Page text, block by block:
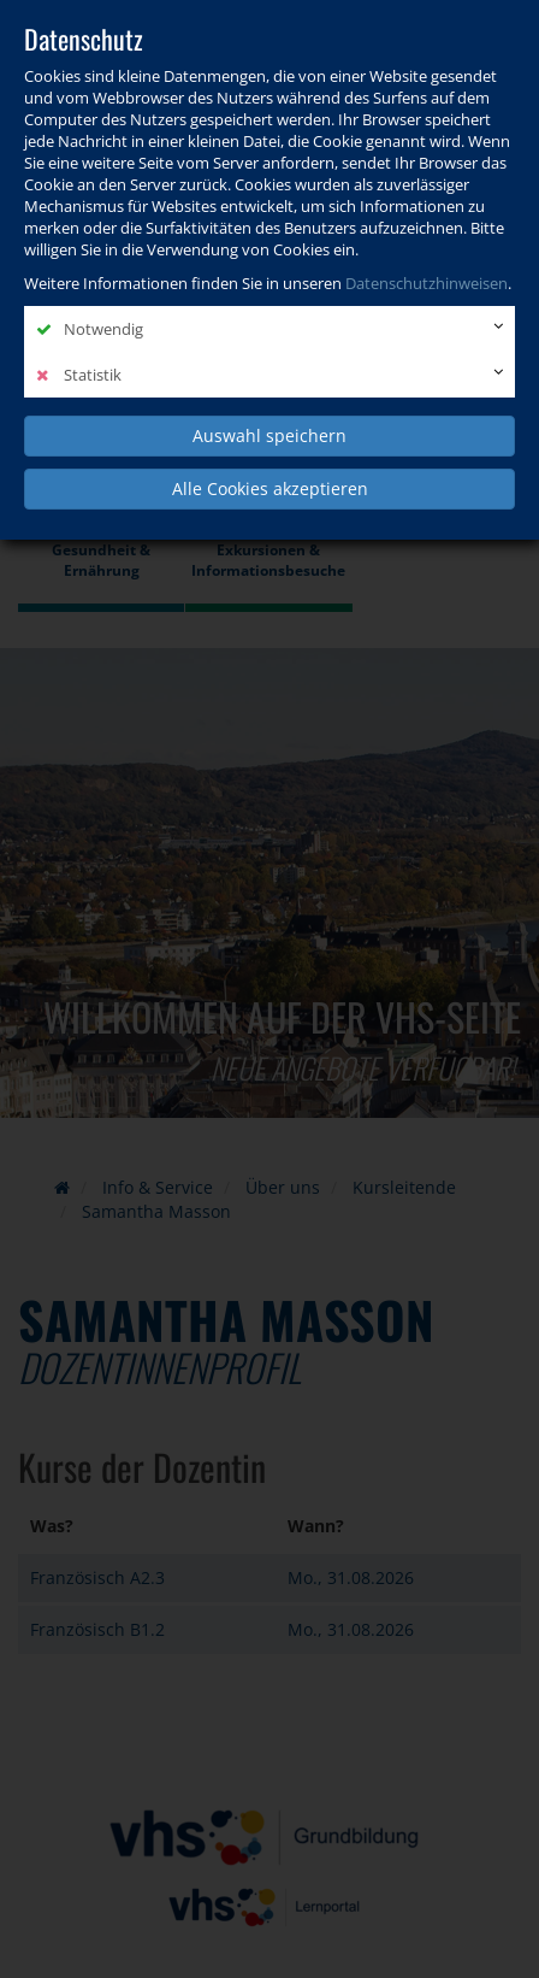
Datenschutz
Cookies sind kleine Datenmengen, die von einer Website gesendet
und vom Webbrowser des Nutzers während des Surfens auf dem
Computer des Nutzers gespeichert werden. Ihr Browser speichert
jede Nachricht in einer kleinen Datei, die Cookie genannt wird. Wenn
Sie eine weitere Seite vom Server anfordern, sendet Ihr Browser das
Cookie an den Server zurück. Cookies wurden als zuverlässiger
Mechanismus für Websites entwickelt, um sich Informationen zu
merken oder die Surfaktivitäten des Benutzers aufzuzeichnen. Bitte
willigen Sie in die Verwendung von Cookies ein.
Weitere Informationen finden Sie in unseren Datenschutzhinweisen.
Notwendig
Statistik
Auswahl speichern
Alle Cookies akzeptieren
Programm Info & Service Aktuelles Warenkorb Login
Ansprechpersonen Kontakt Sitemap
Politik, Wissenschaft &
Internationales
Beruf, IT & Digitales
Gesundheit &
Ernährung
Exkursionen &
Informationsbesuche
WILLKOMMEN AUF DER VHS-SEITE
NEUE ANGEBOTE VERFÜGBAR!
Info & Service Über uns
Kursleitende
Samantha Masson
SAMANTHA MASSON
DOZENTINNENPROFIL
Kurse der Dozentin
Was? Wann?
Französisch A2.3 Mo., 31.08.2026
Französisch B1.2 Mo., 31.08.2026